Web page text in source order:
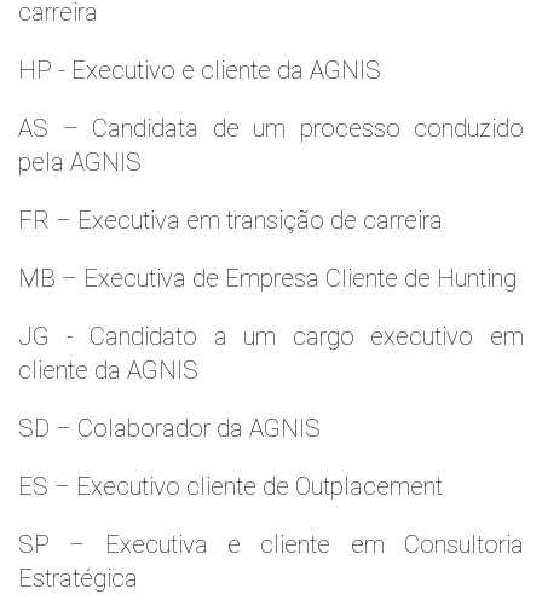
carreira
HP - Executivo e cliente da AGNIS
AS – Candidata de um processo conduzido
pela AGNIS
FR – Executiva em transição de carreira
MB – Executiva de Empresa Cliente de Hunting
JG - Candidato a um cargo executivo em
cliente da AGNIS
SD – Colaborador da AGNIS
ES – Executivo cliente de Outplacement
SP – Executiva e cliente em Consultoria
Estratégica